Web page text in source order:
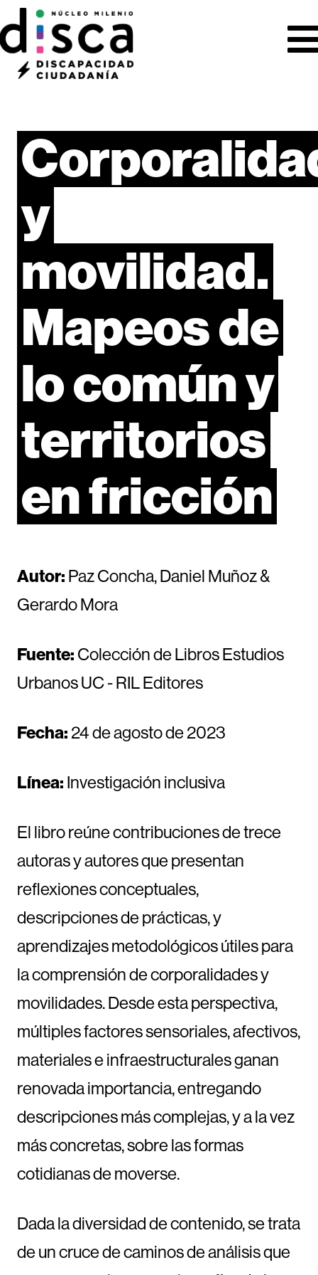
y
movilidad.
Mapeosde
locomúny
territorios
enfricción
Autor: Paz Concha, Daniel Muñoz &
Gerardo Mora
Fuente: Colección de Libros Estudios
Urbanos UC - RIL Editores
Fecha:24 de agosto de 2023
Línea: Investigación inclusiva
El libro reúne contribuciones de trece
autoras y autores que presentan
reflexiones conceptuales,
descripciones de prácticas, y
aprendizajes metodológicos útiles para
la comprensión de corporalidades y
movilidades. Desde esta perspectiva,
múltiples factores sensoriales, afectivos,
materiales e infraestructurales ganan
renovada importancia, entregando
descripciones más complejas, y a la vez
más concretas, sobre las formas
cotidianas de moverse.
Dada la diversidad de contenido, se trata
de un cruce de caminos de análisis que